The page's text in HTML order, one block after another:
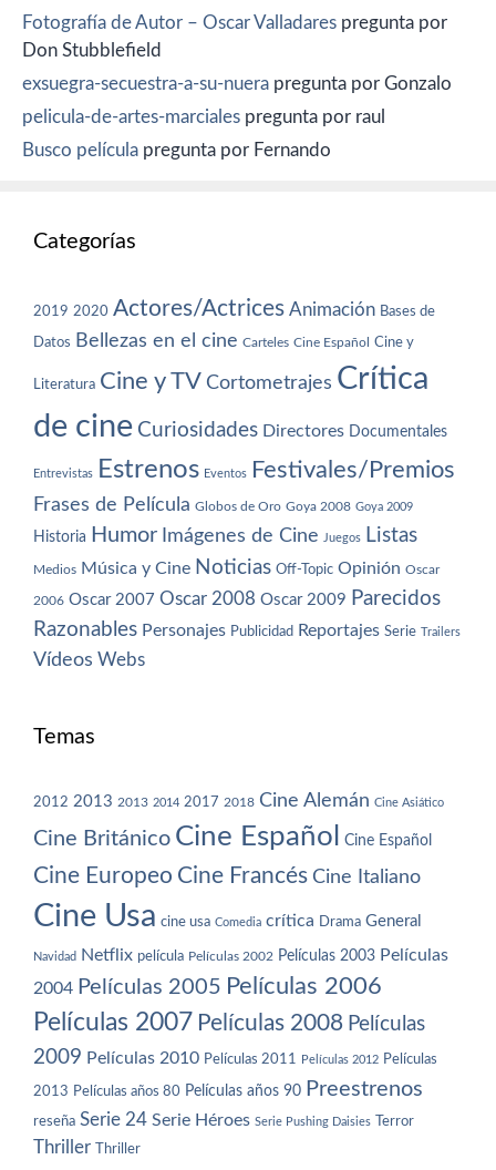
Fotografía de Autor – Oscar Valladares pregunta por
Don Stubblefield
exsuegra-secuestra-a-su-nuera pregunta por Gonzalo
pelicula-de-artes-marciales pregunta por raul
Busco película pregunta por Fernando
Categorías
2019 2020 Actores/Actrices Animación Bases de
Datos Bellezas en el cine Carteles Cine Español Cine y
Literatura Cine y TV Cortometrajes Crítica
de cine Curiosidades Directores Documentales
Entrevistas Estrenos Eventos Festivales/Premios
Frases de Película Globos de Oro Goya 2008 Goya 2009
Historia Humor Imágenes de Cine Juegos Listas
Medios Música y Cine Noticias Off-Topic Opinión Oscar
2006 Oscar 2007 Oscar 2008 Oscar 2009 Parecidos
Razonables Personajes Publicidad Reportajes Serie Trailers
Vídeos Webs
Temas
2012 2013 2013 2014 2017 2018 Cine Alemán Cine Asiático
Cine Británico Cine Español Cine Español
Cine Europeo Cine Francés Cine Italiano
Cine Usa cine usa Comedia crítica Drama General
Navidad Netflix película Películas 2002 Películas 2003 Películas
2004 Películas 2005 Películas 2006
Películas 2007 Películas 2008 Películas
2009 Películas 2010 Películas 2011 Películas 2012 Películas
2013 Películas años 80 Películas años 90 Preestrenos
reseña Serie 24 Serie Héroes Serie Pushing Daisies Terror
Thriller Thriller